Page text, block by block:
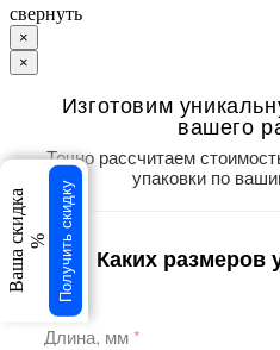
свернуть
×
×
Изготовим
вашего
Точно рассчитаем
упаковки по
/3 Каких размеров
Длина, мм*
Ваша скидка % Получить скидку